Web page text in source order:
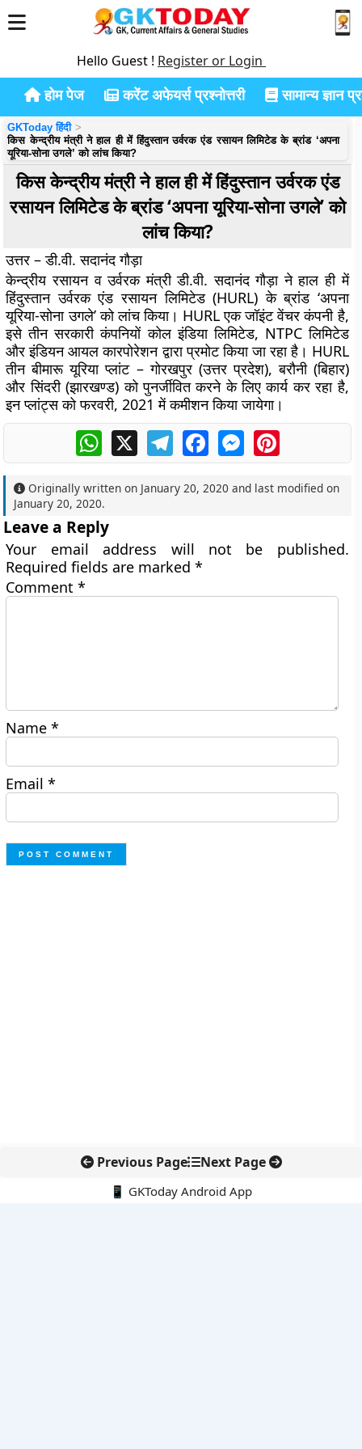
Hello Guest ! Register or Login
होम पेज करेंट अफेयर्स प्रश्नोत्तरी सामान्य ज्ञान
GKToday हिंदी
किस केन्द्रीय मंत्री ने हाल ही में हिंदुस्तान उर्वरक एंड रसायन लिमिटेड के ब्रांड ‘अपना
यूरिया-सोना उगले’ को लांच किया?
किस केन्द्रीय मंत्री ने हाल ही में हिंदुस्तान उर्वरक एंड
रसायन लिमिटेड के ब्रांड ‘अपना यूरिया-सोना उगले’ को
लांच किया?
उत्तर – डी.वी. सदानंद गौड़ा
केन्द्रीय रसायन व उर्वरक मंत्री डी.वी. सदानंद गौड़ा ने हाल ही में
हिंदुस्तान उर्वरक एंड रसायन लिमिटेड (HURL) के ब्रांड ‘अपना
यूरिया-सोना उगले’ को लांच किया। HURL एक जॉइंट वेंचर कंपनी है,
इसे तीन सरकारी कंपनियों कोल इंडिया लिमिटेड, NTPC लिमिटेड
और इंडियन आयल कारपोरेशन द्वारा प्रमोट किया जा रहा है। HURL
तीन बीमारू यूरिया प्लांट – गोरखपुर (उत्तर प्रदेश), बरौनी (बिहार)
और सिंदरी (झारखण्ड) को पुनर्जीवित करने के लिए कार्य कर रहा है,
इन प्लांट्स को फरवरी, 2021 में कमीशन किया जायेगा।
WhatsApp
X TelegramFacebookMessengerPinterest
Originally written on January 20, 2020 and last modified on
January 20, 2020.
Leave a Reply
Your email address will not be published.
Required fields are marked*
Comment*
Name*
Email*
Previous Page Next Page
📱 GKToday Android App